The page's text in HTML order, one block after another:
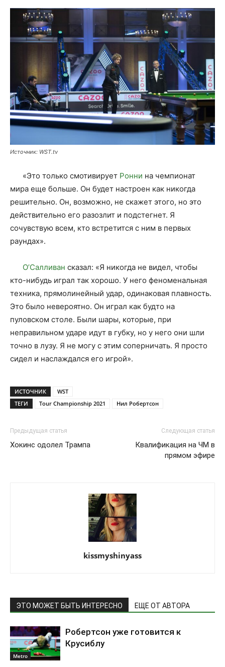
Источник: WST.tv
«Это только смотивирует Ронни на чемпионат
мира еще больше. Он будет настроен как никогда
решительно. Он, возможно, не скажет этого, но это
действительно его разозлит и подстегнет. Я
сочувствую всем, кто встретится с ним в первых
раундах».
О’Салливан сказал: «Я никогда не видел, чтобы
кто-нибудь играл так хорошо. У него феноменальная
техника, прямолинейный удар, одинаковая плавность.
Это было невероятно. Он играл как будто на
пуловском столе. Были шары, которые, при
неправильном ударе идут в губку, но у него они шли
точно в лузу. Я не могу с этим соперничать. Я просто
сидел и наслаждался его игрой».
ИСТОЧНИК
WST
ТЕГИ
Tour Championship 2021 Нил Робертсон
Предыдущая статья
Хокинс одолел Трампа
Следующая статья
Квалификация на ЧМ в
прямом эфире
kissmyshinyass
ЭТО МОЖЕТ БЫТЬ ИНТЕРЕСНО ЕЩЕ ОТ АВТОРА
Metro
Робертсон уже готовится к
Крусиблу